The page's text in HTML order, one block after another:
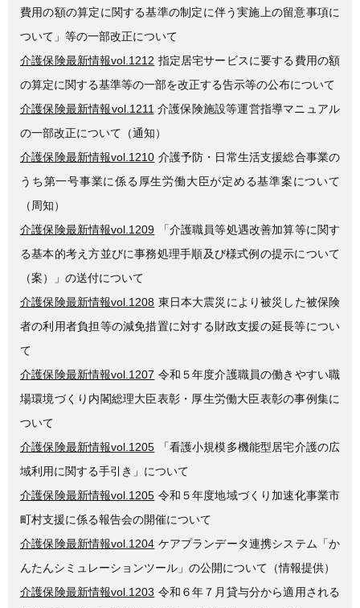
費用の額の算定に関する基準の制定に伴う実施上の留意事項に
ついて」等の一部改正について
介護保険最新情報vol.1212 指定居宅サービスに要する費用の額
の算定に関する基準等の一部を改正する告示等の公布について
介護保険最新情報vol.1211 介護保険施設等運営指導マニュアル
の一部改正について（通知）
介護保険最新情報vol.1210 介護予防・日常生活支援総合事業の
うち第一号事業に係る厚生労働大臣が定める基準案について
（周知）
介護保険最新情報vol.1209 「介護職員等処遇改善加算等に関す
る基本的考え方並びに事務処理手順及び様式例の提示について
（案）」の送付について
介護保険最新情報vol.1208 東日本大震災により被災した被保険
者の利用者負担等の減免措置に対する財政支援の延長等につい
て
介護保険最新情報vol.1207 令和５年度介護職員の働きやすい職
場環境づくり内閣総理大臣表彰・厚生労働大臣表彰の事例集に
ついて
介護保険最新情報vol.1205 「看護小規模多機能型居宅介護の広
域利用に関する手引き」について
介護保険最新情報vol.1205 令和５年度地域づくり加速化事業市
町村支援に係る報告会の開催について
介護保険最新情報vol.1204 ケアプランデータ連携システム「か
んたんシミュレーションツール」の公開について（情報提供）
介護保険最新情報vol.1203 令和６年７月貸与分から適用される